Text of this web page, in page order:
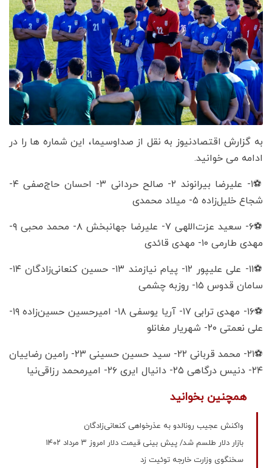
به گزارش اقتصادنیوز به نقل از صداوسیما، این شماره ها را در
ادامه می خوانید.
⚽️۱- علیرضا بیرانوند ۲- صالح حردانی ۳- احسان حاج‌صفی ۴-
شجاع خلیل‌زاده ۵- میلاد محمدی
⚽️۶- سعید عزت‌اللهی ۷- علیرضا جهانبخش ۸- محمد محبی ۹-
مهدی طارمی ۱۰- مهدی قائدی
⚽️۱۱- علی علیپور ۱۲- پیام نیازمند ۱۳- حسین کنعانی‌زادگان ۱۴-
سامان قدوس ۱۵- روزبه چشمی
⚽️۱۶- مهدی ترابی ۱۷- آریا یوسفی ۱۸- امیرحسین حسین‌زاده ۱۹-
علی نعمتی ۲۰- شهریار مغانلو
⚽️۲۱- محمد قربانی ۲۲- سید حسین حسینی ۲۳- رامین رضاییان
۲۴- دنیس درگاهی ۲۵- دانیال ایری ۲۶- امیرمحمد رزاقی‌نیا
همچنین بخوانید
واکنش عجیب رونالدو به عذرخواهی کنعانی‌زادگان
بازار دلار طلسم شد/ پیش بینی قیمت دلار امروز ۳ مرداد ۱۴۰۲
سخنگوی وزارت خارجه توئیت زد